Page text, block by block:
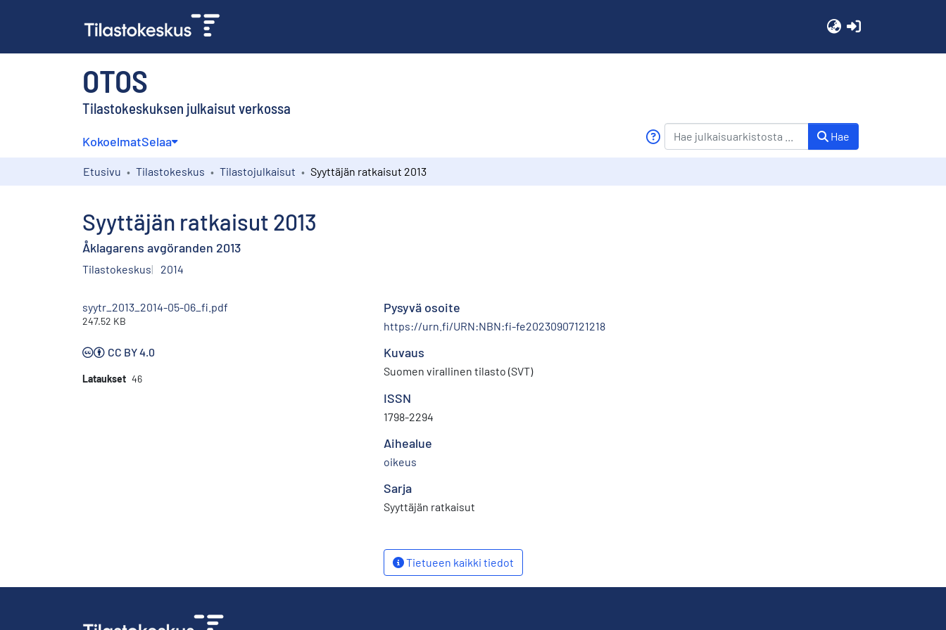
OTOS
Tilastokeskuksen julkaisut verkossa
KokoelmatSelaa Hae
Etusivu Tilastokeskus Tilastojulkaisut Syyttäjän ratkaisut 2013
Syyttäjän ratkaisut 2013
Åklagarens avgöranden 2013
Tilastokeskus 2014
syytr_2013_2014-05-06_fi.pdf
247.52 KB
CC BY 4.0
Lataukset 46
Pysyvä osoite
https://urn.fi/URN:NBN:fi-fe20230907121218
Kuvaus
Suomen virallinen tilasto (SVT)
ISSN
1798-2294
Aihealue
oikeus
Sarja
Syyttäjän ratkaisut
Tietueen kaikki tiedot